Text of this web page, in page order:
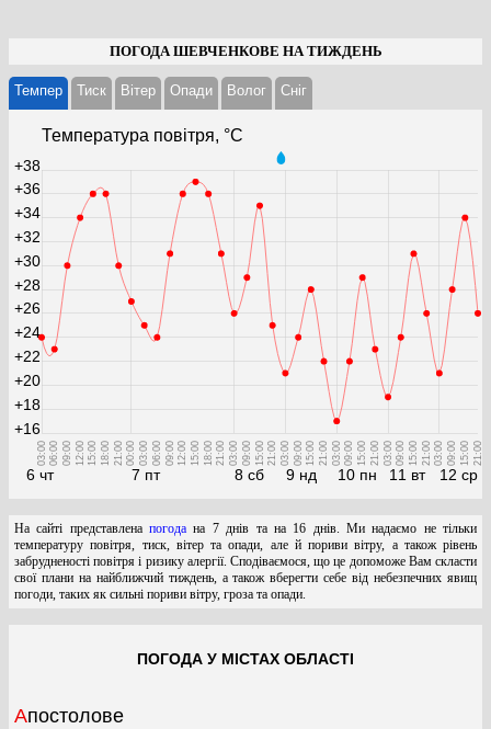
ПОГОДА ШЕВЧЕНКОВЕ НА ТИЖДЕНЬ
Темпер Тиск Вітер Опади Волог Cніг
Температура повітря, °С
6 чт
03:0006:00 09:00 12:0015:00 18:00 21:00
7 пт
00:00 03:00 06:00 09:0012:00 15:00 18:0021:00
8 сб
03:00 09:00 15:0021:00
9 нд
03:00 09:0015:00 21:00
10 пн
03:0009:00 15:00 21:00
11 вт
03:0009:00 15:00 21:00
12 ср
03:00 09:00 15:00 21:00
+16
+18
+20
+22
+24
+26
+28
+30
+32
+34
+36
+38
На сайті представленапогода на 7 днів та на 16 днів. Ми надаємо не тільки
температуру повітря, тиск, вітер та опади, але й пориви вітру, а також рівень
забрудненості повітря і ризику алергії. Сподіваємося, що це допоможе Вам скласти
свої плани на найближчий тиждень, а також вберегти себе від небезпечних явищ
погоди, таких як сильні пориви вітру, гроза та опади.
ПОГОДА У МІСТАХ ОБЛАСТІ
Апостолове